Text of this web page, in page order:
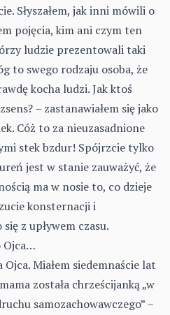
Słyszałem, jak inni mówili o
pojęcia, kim ani czym ten
ludzie prezentowali taki
to swego rodzaju osoba, że
kocha ludzi. Jak ktoś
– zastanawiałem się jako
Cóż to za nieuzasadnione
stek bzdur! Spójrzcie tylko
jest w stanie zauważyć, że
ma w nosie to, co dzieje
konsternacji i
z upływem czasu.
Ojca…
Miałem siedemnaście lat
została chrześcijanką „w
samozachowawczego” –